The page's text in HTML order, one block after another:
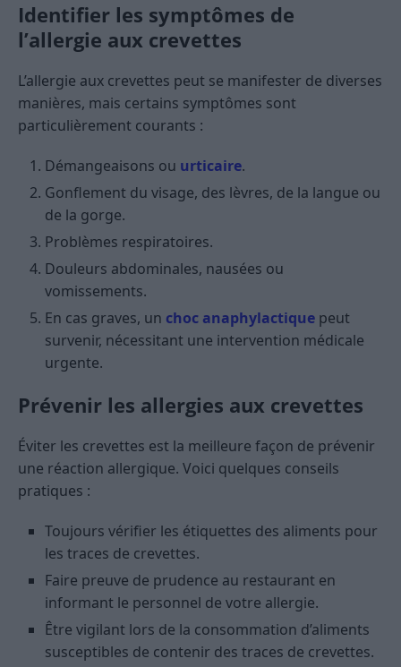
Identifier les symptômes de
l’allergie aux crevettes
L’allergie aux crevettes peut se manifester de diverses
manières, mais certains symptômes sont
particulièrement courants :
Démangeaisons ou urticaire.
Gonflement du visage, des lèvres, de la langue ou
de la gorge.
Problèmes respiratoires.
Douleurs abdominales, nausées ou
vomissements.
En cas graves, un choc anaphylactique peut
survenir, nécessitant une intervention médicale
urgente.
Prévenir les allergies aux crevettes
Éviter les crevettes est la meilleure façon de prévenir
une réaction allergique. Voici quelques conseils
pratiques :
Toujours vérifier les étiquettes des aliments pour
les traces de crevettes.
Faire preuve de prudence au restaurant en
informant le personnel de votre allergie.
Être vigilant lors de la consommation d’aliments
susceptibles de contenir des traces de crevettes.